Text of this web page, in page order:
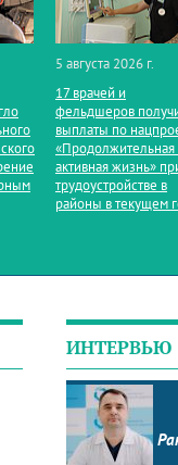
5 августа 2026 г.
17 врачей и
фельдшеров
выплаты по
«Продолжительная
активная жизнь»
трудоустройстве в
районы в текущем
ИНТЕРВЬЮ